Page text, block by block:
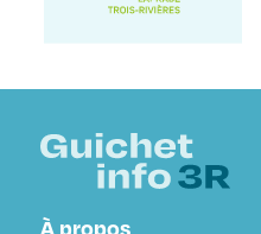
À propos